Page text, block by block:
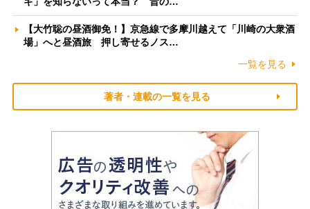
【大竹聡の昼酒御免！】京急線で多摩川越えて「川崎の大衆酒
場」へと昼酒旅 押し寄せるノス…
一覧を見る
著者・連載の一覧を見る